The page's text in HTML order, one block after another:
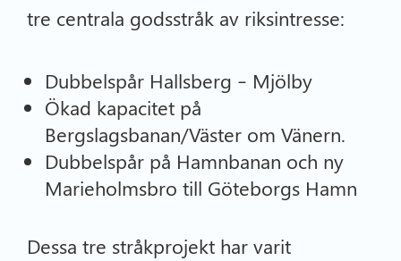
tre centrala godsstråk av riksintresse:
Dubbelspår Hallsberg – Mjölby
Ökad kapacitet på
Bergslagsbanan/Väster om Vänern.
Dubbelspår på Hamnbanan och ny
Marieholmsbro till Göteborgs Hamn
Dessa tre stråkprojekt har varit